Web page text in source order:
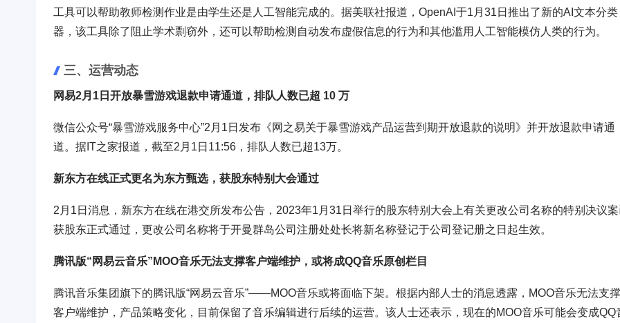
工具可以帮助教师检测作业是由学生还是人工智能完成的。据美联社报道，OpenAI于1月31日推出了新的AI文本分类
器，该工具除了阻止学术剽窃外，还可以帮助检测自动发布虚假信息的行为和其他滥用人工智能模仿人类的行为。
三、运营动态
网易2月1日开放暴雪游戏退款申请通道，排队人数已超 10 万
微信公众号“暴雪游戏服务中心”2月1日发布《网之易关于暴雪游戏产品运营到期开放退款的说明》并开放退款申请通
道。据IT之家报道，截至2月1日11:56，排队人数已超13万。
新东方在线正式更名为东方甄选，获股东特别大会通过
2月1日消息，新东方在线在港交所发布公告，2023年1月31日举行的股东特别大会上有关更改公司名称的特别决议
获股东正式通过，更改公司名称将于开曼群岛公司注册处处长将新名称登记于公司登记册之日起生效。
腾讯版“网易云音乐”MOO音乐无法支撑客户端维护，或将成QQ音乐原创栏目
腾讯音乐集团旗下的腾讯版“网易云音乐”——MOO音乐或将面临下架。根据内部人士的消息透露，MOO音乐无法支撑
客户端维护，产品策略变化，目前保留了音乐编辑进行后续的运营。该人士还表示，现在的MOO音乐可能会变成QQ